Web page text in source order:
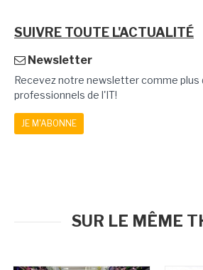
SUIVRE TOUTE L'ACTUALITÉ
Newsletter
Recevez notre newsletter comme
professionnels de l'IT!
JE M'ABONNE
SUR LE MÊME